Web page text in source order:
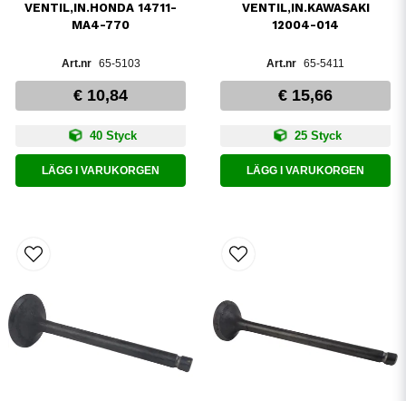
VENTIL,IN.HONDA 14711-
MA4-770
65-5103
€ 10,84
40 Styck
LÄGG I VARUKORGEN
VENTIL,IN.KAWASAKI
12004-014
65-5411
€ 15,66
25 Styck
LÄGG I VARUKORGEN